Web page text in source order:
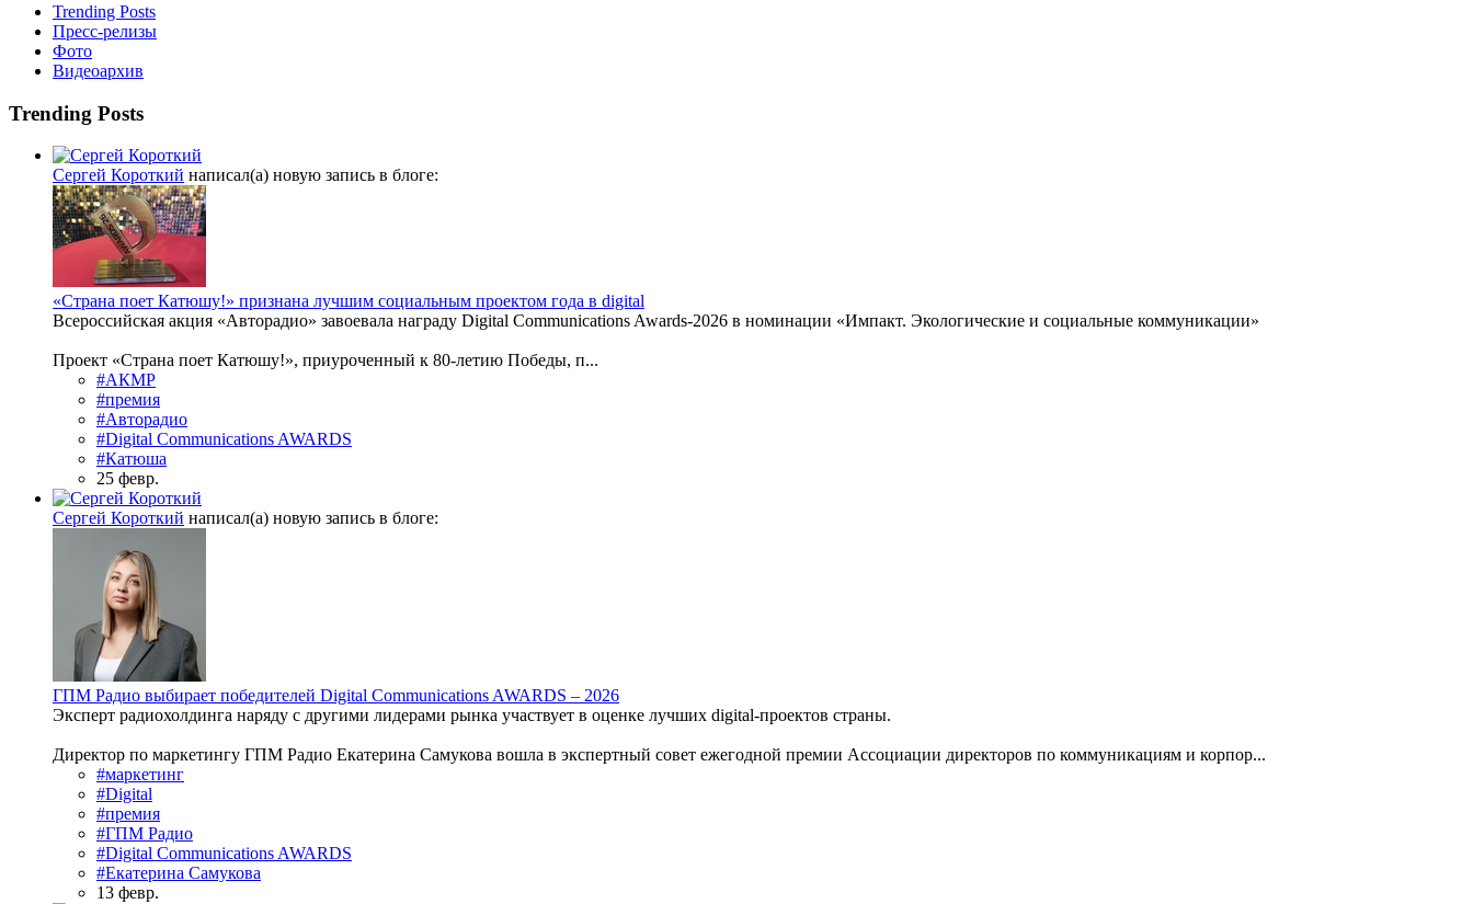
Trending Posts
Пресс-релизы
Фото
Видеоархив
Trending Posts
Сергей Короткий написал(а) новую запись в блоге:
«Страна поет Катюшу!» признана лучшим социальным проектом года в digital
Всероссийская акция «Авторадио» завоевала награду Digital Communications Awards-2026 в номинации «Импакт. Экологические и социальные коммуникации»
Проект «Страна поет Катюшу!», приуроченный к 80-летию Победы, п...
#АКМР
#премия
#Авторадио
#Digital Communications AWARDS
#Катюша
25 февр.
Сергей Короткий написал(а) новую запись в блоге:
ГПМ Радио выбирает победителей Digital Communications AWARDS – 2026
Эксперт радиохолдинга наряду с другими лидерами рынка участвует в оценке лучших digital‑проектов страны.
Директор по маркетингу ГПМ Радио Екатерина Самукова вошла в экспертный совет ежегодной премии Ассоциации директоров по коммуникациям и корпор...
#маркетинг
#Digital
#премия
#ГПМ Радио
#Digital Communications AWARDS
#Екатерина Самукова
13 февр.